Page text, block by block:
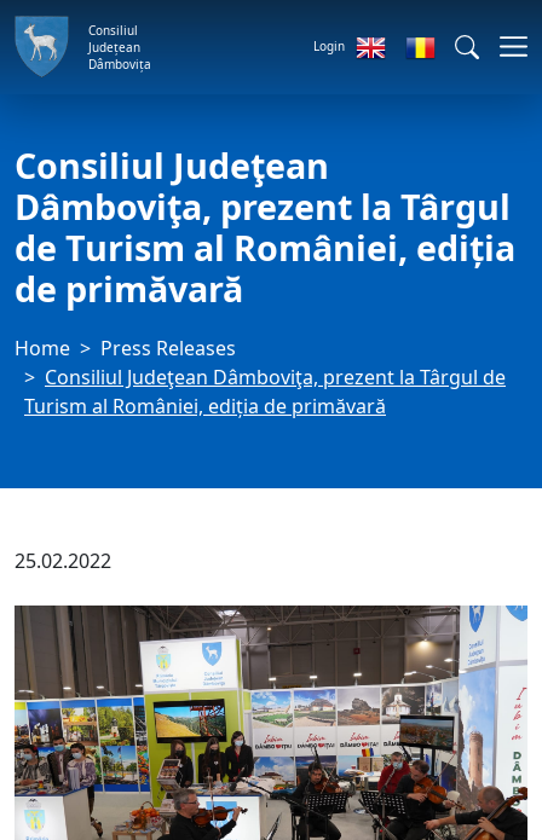
Consiliul
Județean
Dâmbovița
Login
Consiliul Judeţean
Dâmboviţa, prezent la Târgul
de Turism al României, ediția
de primăvară
Home
Press Releases
Consiliul Judeţean Dâmboviţa, prezent la Târgul de
Turism al României, ediția de primăvară
25.02.2022